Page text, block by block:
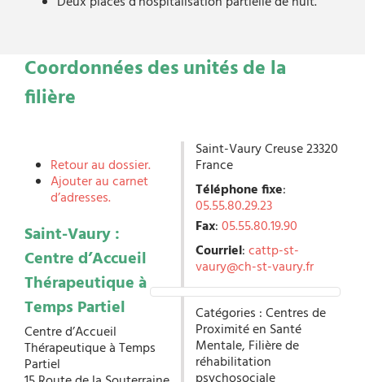
Coordonnées des unités de la
filière
Retour au dossier.
Ajouter au carnet
d’adresses.
Saint-Vaury :
Centre d’Accueil
Thérapeutique à
Temps Partiel
Centre d’Accueil
Thérapeutique à Temps
Partiel
Saint-VauryCreuse23320
France
Téléphone fixe:
05.55.80.29.23
Fax:05.55.80.19.90
Courriel:cattp-st-
vaury@ch-st-vaury.fr
Catégories :Centres de
Proximité en Santé
Mentale, Filière de
réhabilitation